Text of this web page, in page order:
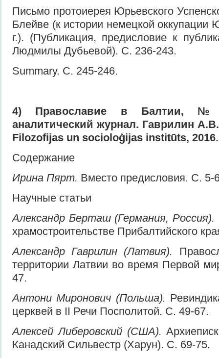
Письмо протоиерея Юрьевского
Блейве (к истории немецкой оккупации
г.). (Публикация, предисловие к
Людмилы Дубьевой). С. 236-243.
Summary. С. 245-246.
4) Православие в
аналитический журнал. Гаврилин
Filozofijas un socioloģijas institūts,
Содержание
Ирина Пярт. Вместо предисловия. С. 5-
Научные статьи
Александр Берташ (Германия, Россия).
храмостроительстве Прибалтийского
Александр Гаврилин (Латвия).
территории Латвии во время Первой
47.
Антони Миронович (Польша).
церквей в II Речи Посполитой. С. 49-67.
Алексей Либеровский (США).
Канадский Сильвестр (Харун). С. 69-75.